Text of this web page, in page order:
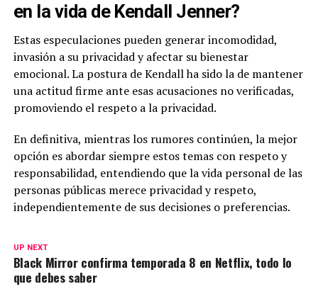
en la vida de Kendall Jenner?
Estas especulaciones pueden generar incomodidad,
invasión a su privacidad y afectar su bienestar
emocional. La postura de Kendall ha sido la de mantener
una actitud firme ante esas acusaciones no verificadas,
promoviendo el respeto a la privacidad.
En definitiva, mientras los rumores continúen, la mejor
opción es abordar siempre estos temas con respeto y
responsabilidad, entendiendo que la vida personal de las
personas públicas merece privacidad y respeto,
independientemente de sus decisiones o preferencias.
UP NEXT
Black Mirror confirma temporada 8 en Netflix, todo lo
que debes saber